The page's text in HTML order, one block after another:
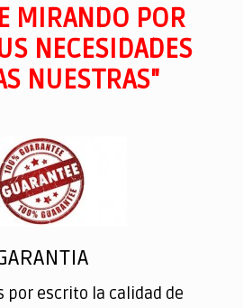
MIRANDO POR
NECESIDADES
NUESTRAS"
por escrito la calidad de